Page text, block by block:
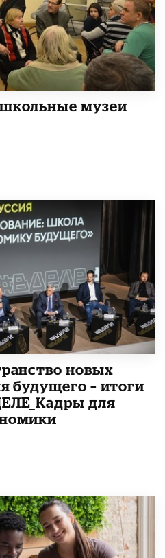
музеи
новых
будущего – итоги
для